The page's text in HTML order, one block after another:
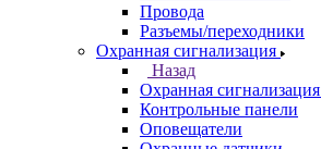
Провода
Разъемы/переходники
Охранная сигнализация
Назад
Охранная сигнализация
Контрольные панели
Оповещатели